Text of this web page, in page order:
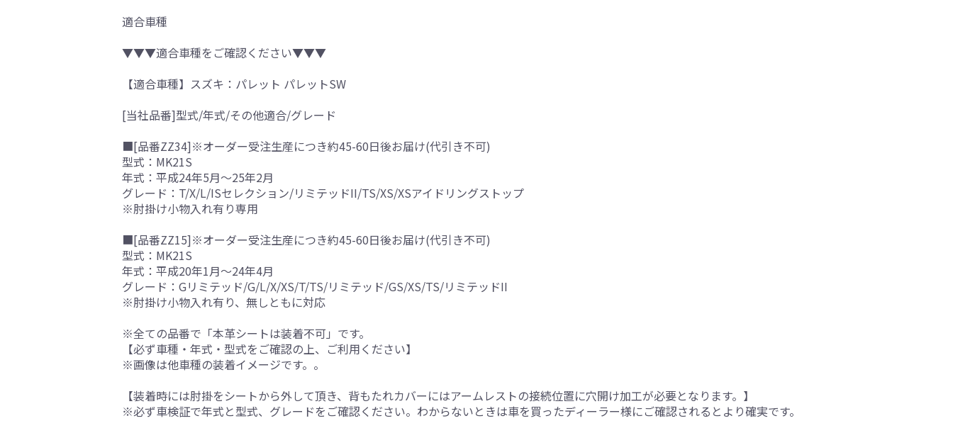
適合車種
▼▼▼適合車種をご確認ください▼▼▼
【適合車種】スズキ：パレット パレットSW
[当社品番]型式/年式/その他適合/グレード
■[品番ZZ34]※オーダー受注生産につき約45-60日後お届け(代引き不可)
型式：MK21S
年式：平成24年5月～25年2月
グレード：T/X/L/ISセレクション/リミテッドII/TS/XS/XSアイドリングストップ
※肘掛け小物入れ有り専用
■[品番ZZ15]※オーダー受注生産につき約45-60日後お届け(代引き不可)
型式：MK21S
年式：平成20年1月～24年4月
グレード：Gリミテッド/G/L/X/XS/T/TS/リミテッド/GS/XS/TS/リミテッドII
※肘掛け小物入れ有り、無しともに対応
※全ての品番で「本革シートは装着不可」です。
【必ず車種・年式・型式をご確認の上、ご利用ください】
※画像は他車種の装着イメージです。。
【装着時には肘掛をシートから外して頂き、背もたれカバーにはアームレストの接続位置に穴開け加工が必要となります。】
※必ず車検証で年式と型式、グレードをご確認ください。わからないときは車を買ったディーラー様にご確認されるとより確実です。